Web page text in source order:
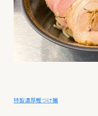
特製濃厚鰹つけ麺